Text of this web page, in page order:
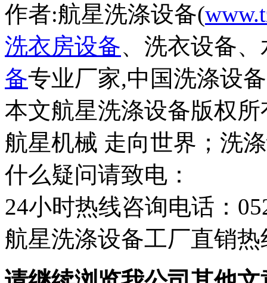
作者:航星洗涤设备(
洗衣房设备、洗衣设备
备专业厂家,中国洗涤设
本文航星洗涤设备版权
航星机械 走向世界；洗
什么疑问请致电：
24小时热线咨询电话：
航星洗涤设备工厂直销热